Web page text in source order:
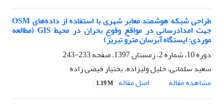
طراحی شبکه هوشمند معابر شهری با استفاده از داده‌های OSM
جهت امدادرسانی در مواقع وقوع بحران در محیط GIS (مطالعه
موردی: ایستگاه آبرسان مترو تبریز)
دوره 10، شماره 2، زمستان 1397، صفحه
233-243
سعید سلمانی، خلیل ولیزاده، بختیار فیضی زاده
مشاهده مقاله
اصل مقاله 1.19 M